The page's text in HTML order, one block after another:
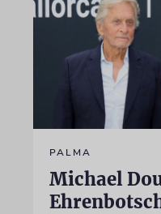
PALMA
Michael